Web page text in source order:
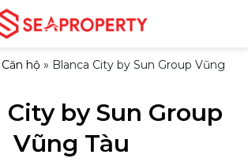
Căn hộ » Blanca City by Sun Group Vũng
City by Sun Group
Vũng Tàu